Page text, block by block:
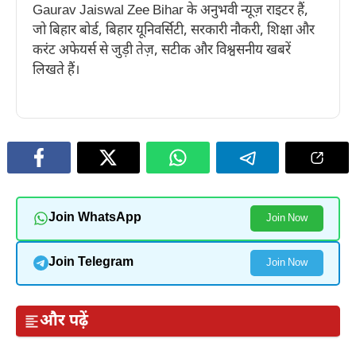
Gaurav Jaiswal Zee Bihar के अनुभवी न्यूज़ राइटर हैं,
जो बिहार बोर्ड, बिहार यूनिवर्सिटी, सरकारी नौकरी, शिक्षा और
करंट अफेयर्स से जुड़ी तेज़, सटीक और विश्वसनीय खबरें
लिखते हैं।
Join WhatsApp Join Now
Join Telegram Join Now
और पढ़ें